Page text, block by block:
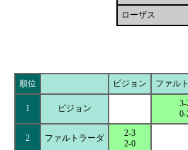
ローザス
順位 ピジョン ファル
1 ピジョン
3-
0-
2 ファルトラーダ
2-3
2-0